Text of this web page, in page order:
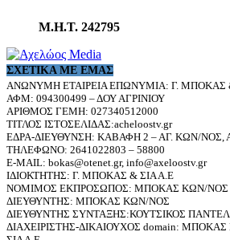
Μ.Η.Τ. 242795
ΣΧΕΤΙΚΆ ΜΕ ΕΜΆΣ
ΑΝΩΝΥΜΗ ΕΤΑΙΡΕΙΑ ΕΠΩΝΥΜΙΑ: Γ. ΜΠΟΚΑΣ
ΑΦΜ: 094300499 – ΔΟΥ ΑΓΡΙΝΙΟΥ
ΑΡΙΘΜΟΣ ΓΕΜΗ: 027340512000
ΤΙΤΛΟΣ ΙΣΤΟΣΕΛΙΔΑΣ:acheloostv.gr
ΕΔΡΑ-ΔΙΕΥΘΥΝΣΗ: ΚΑΒΑΦΗ 2 – ΑΓ. ΚΩΝ/ΝΟΣ,
ΤΗΛΕΦΩΝΟ: 2641022803 – 58800
E-MAIL: bokas@otenet.gr, info@axeloostv.gr
ΙΔΙΟΚΤΗΤΗΣ: Γ. ΜΠΟΚΑΣ & ΣΙΑ Α.Ε
ΝΟΜΙΜΟΣ ΕΚΠΡΟΣΩΠΟΣ: ΜΠΟΚΑΣ ΚΩΝ/ΝΟΣ
ΔΙΕΥΘΥΝΤΗΣ: ΜΠΟΚΑΣ ΚΩΝ/ΝΟΣ
ΔΙΕΥΘΥΝΤΗΣ ΣΥΝΤΑΞΗΣ:ΚΟΥΤΣΙΚΟΣ
ΔΙΑΧΕΙΡΙΣΤΗΣ-ΔΙΚΑΙΟΥΧΟΣ domain: